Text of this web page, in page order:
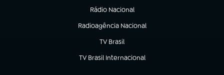
Rádio Nacional
Radioagência Nacional
(abre em nova aba)
TV Brasil
(abre em nova aba)
TV Brasil Internacional
(abre em nova aba)